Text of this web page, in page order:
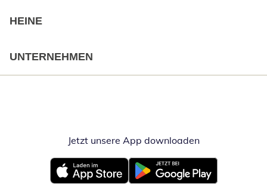
HEINE
UNTERNEHMEN
Jetzt unsere App downloadenÖffnet in